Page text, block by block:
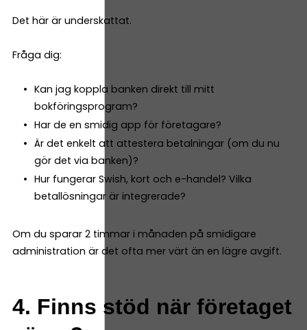
Det här är underskattat.
Fråga dig:
Kan jag koppla banken direkt till mitt
bokföringsprogram?
Har de en smidig app för företagare?
Är det enkelt att attestera betalningar (om du nu
gör det via banken)?
Hur fungerar Swish, kort och e-handel? Vilka
betallösningar är integrerade?
Om du sparar 2 timmar i månaden på smidigare
administration är det ofta mer värt än en lägre avgift.
4. Finns stöd när företaget